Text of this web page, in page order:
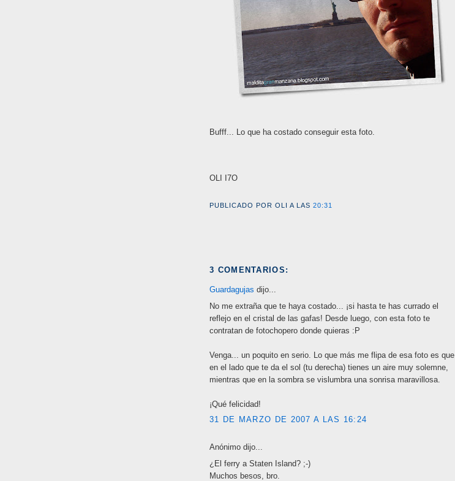
Bufff... Lo que ha costado conseguir esta foto.
OLI I7O
PUBLICADO POR OLI A LAS 20:31
3 COMENTARIOS:
Guardagujas dijo...
No me extraña que te haya costado... ¡si hasta te has currado el
reflejo en el cristal de las gafas! Desde luego, con esta foto te
contratan de fotochopero donde quieras :P
Venga... un poquito en serio. Lo que más me flipa de esa foto es que
en el lado que te da el sol (tu derecha) tienes un aire muy solemne,
mientras que en la sombra se vislumbra una sonrisa maravillosa.
¡Qué felicidad!
31 DE MARZO DE 2007 A LAS 16:24
Anónimo dijo...
¿El ferry a Staten Island? ;-)
Muchos besos, bro.